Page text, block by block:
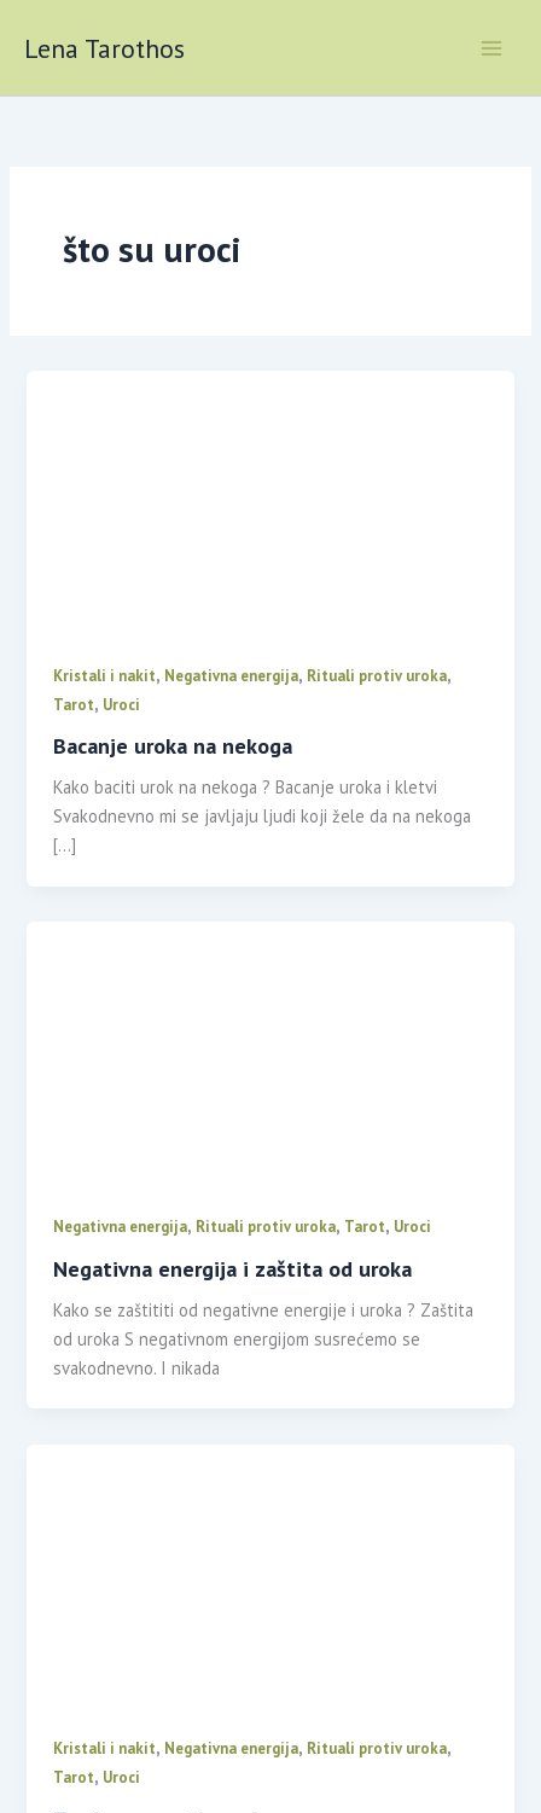
Lena Tarothos
što su uroci
Kristali i nakit, Negativna energija, Rituali protiv uroka,
Tarot, Uroci
Bacanje uroka na nekoga
Kako baciti urok na nekoga ? Bacanje uroka i kletvi
Svakodnevno mi se javljaju ljudi koji žele da na nekoga
[…]
Negativna energija, Rituali protiv uroka, Tarot, Uroci
Negativna energija i zaštita od uroka
Kako se zaštititi od negativne energije i uroka ? Zaštita
od uroka S negativnom energijom susrećemo se
svakodnevno. I nikada
Kristali i nakit, Negativna energija, Rituali protiv uroka,
Tarot, Uroci